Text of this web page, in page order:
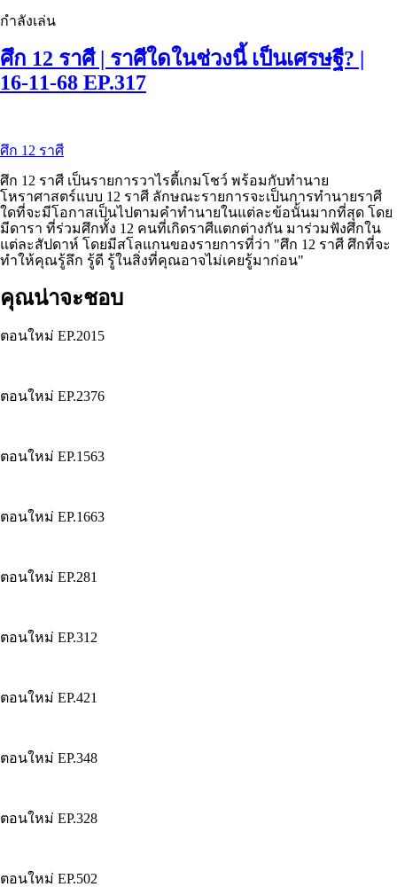
กำลังเล่น
ศึก 12 ราศี | ราศีใดในช่วงนี้ เป็นเศรษฐี? |
16-11-68 EP.317
ศึก 12 ราศี
ศึก 12 ราศี เป็นรายการวาไรตี้เกมโชว์ พร้อมกับทำนาย
โหราศาสตร์แบบ 12 ราศี ลักษณะรายการจะเป็นการทำนายราศี
ใดที่จะมีโอกาสเป็นไปตามคำทำนายในแต่ละข้อนั้นมากที่สุด โดย
มีดารา ที่ร่วมศึกทั้ง 12 คนที่เกิดราศีแตกต่างกัน มาร่วมฟังศึกใน
แต่ละสัปดาห์ โดยมีสโลแกนของรายการที่ว่า "ศึก 12 ราศี ศึกที่จะ
ทำให้คุณรู้ลึก รู้ดี รู้ในสิ่งที่คุณอาจไม่เคยรู้มาก่อน"
คุณน่าจะชอบ
ตอนใหม่ EP.2015
ตอนใหม่ EP.2376
ตอนใหม่ EP.1563
ตอนใหม่ EP.1663
ตอนใหม่ EP.281
ตอนใหม่ EP.312
ตอนใหม่ EP.421
ตอนใหม่ EP.348
ตอนใหม่ EP.328
ตอนใหม่ EP.502